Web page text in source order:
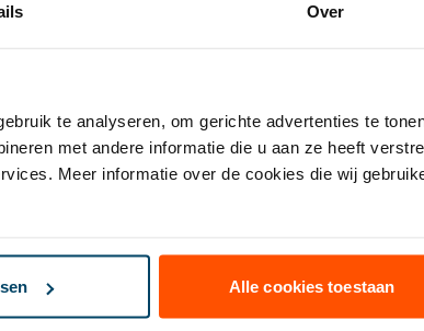
Over
te analyseren, om gerichte advertenties te
met andere informatie die u aan ze heeft
Meer informatie over de cookies die wij
Alle cookies toestaan
Pensioen
Scildon
Je situatie verandert